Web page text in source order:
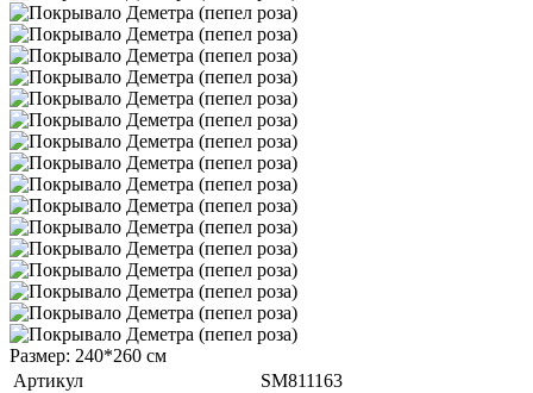
Размер: 240*260 см
Артикул
SM811163